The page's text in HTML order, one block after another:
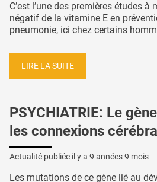
C’est l’une des premières études
négatif de la vitamine E en
pneumonie, ici chez certains
LIRE LA SUITE
PSYCHIATRIE: Le
les connexions
Actualité publiée il y a 9 années 9 mois
Les mutations de ce gène lié au